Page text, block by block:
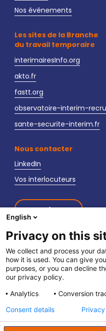
Nos événements
Les sites de la Branche
du travail temporaire
interimairesInfo.org
akto.fr
fastt.org
observatoire-interim-
sante-securite-interim.fr
Nous contacter
LinkedIn
Vos interlocuteurs
Newsletter
fpett.fr| Politique de
English
Privacy on this
We collect and process your
how it is used. You can give
purposes, or you can decline
our privacy policy.
Analytics
Conversion
Consent details